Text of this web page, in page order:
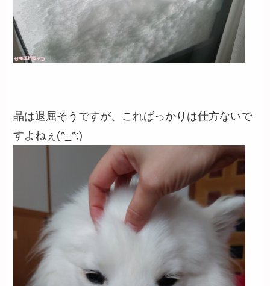
晶は退屈そうですが、こればっかりは仕方ないで
すよねぇ(^_^;)